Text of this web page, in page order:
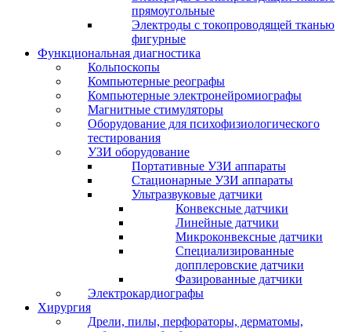
прямоугольные
Электроды с токопроводящей тканью
фигурные
Функциональная диагностика
Кольпоскопы
Компьютерные реографы
Компьютерные электронейромиографы
Магнитные стимуляторы
Оборудование для психофизиологического
тестирования
УЗИ оборудование
Портативные УЗИ аппараты
Стационарные УЗИ аппараты
Ультразвуковые датчики
Конвексные датчики
Линейные датчики
Микроконвексные датчики
Специализированные
допплеровские датчики
Фазированные датчики
Электрокардиографы
Хирургия
Дрели, пилы, перфораторы, дерматомы,